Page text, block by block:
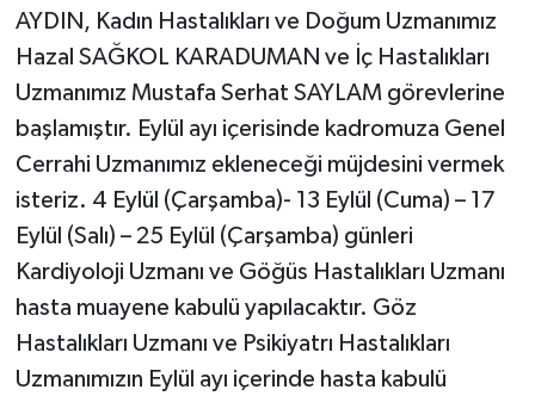
AYDIN, Kadın Hastalıkları ve Doğum Uzmanımız
Hazal SAĞKOL KARADUMAN ve İç Hastalıkları
Uzmanımız Mustafa Serhat SAYLAM görevlerine
başlamıştır. Eylül ayı içerisinde kadromuza Genel
Cerrahi Uzmanımız ekleneceği müjdesini vermek
isteriz. 4 Eylül (Çarşamba)- 13 Eylül (Cuma) – 17
Eylül (Salı) – 25 Eylül (Çarşamba) günleri
Kardiyoloji Uzmanı ve Göğüs Hastalıkları Uzmanı
hasta muayene kabulü yapılacaktır. Göz
Hastalıkları Uzmanı ve Psikiyatrı Hastalıkları
Uzmanımızın Eylül ayı içerinde hasta kabulü